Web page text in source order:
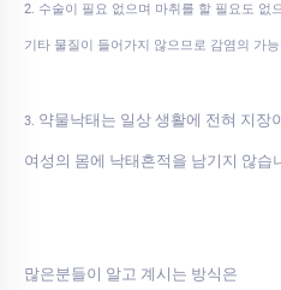
2. 수술이 필요 없으며 마취를 할 필요도 없
기타 물질이 들어가지 않으므로 감염의 가
3. 약물낙태는 일상 생활에 전혀 지장
여성의 몸에 낙태흔적을 남기지 않습
많은분들이 알고 계시는 방식은